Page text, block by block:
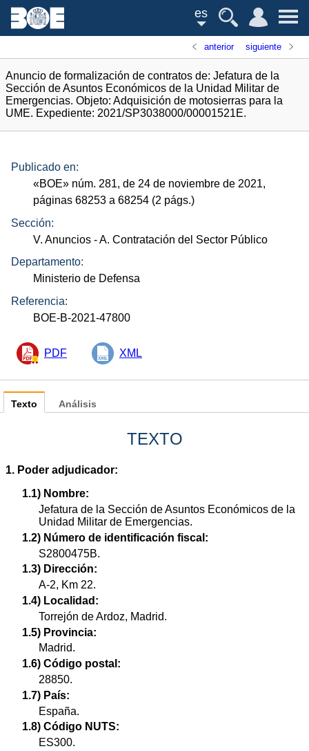
es
anterior siguiente
Anuncio de formalización de contratos de: Jefatura de la
Sección de Asuntos Económicos de la Unidad Militar de
Emergencias. Objeto: Adquisición de motosierras para la
UME. Expediente: 2021/SP3038000/00001521E.
Publicado en:
«BOE» núm. 281, de 24 de noviembre de 2021,
páginas 68253 a 68254 (2 págs.)
Sección:
V. Anuncios - A. Contratación del Sector Público
Departamento:
Ministerio de Defensa
Referencia:
BOE-B-2021-47800
PDF XML
Texto
TEXTO
1. Poder adjudicador:
1.1) Nombre:
Jefatura de la Sección de Asuntos Económicos de la
Unidad Militar de Emergencias.
1.2) Número de identificación fiscal:
S2800475B.
1.3) Dirección:
A-2, Km 22.
1.4) Localidad:
Torrejón de Ardoz, Madrid.
1.5) Provincia:
Madrid.
1.6) Código postal:
28850.
1.7) País:
España.
1.8) Código NUTS:
ES300.
Análisis